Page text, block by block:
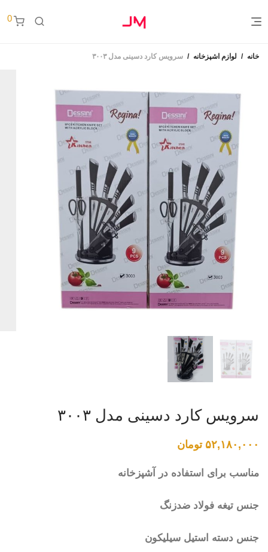
0
خانه / لوازم اشپزخانه / سرویس کارد دسینی مدل ۳۰۰۳
سرویس کارد دسینی مدل ۳۰۰۳
۵۲,۱۸۰,۰۰۰ تومان
مناسب برای استفاده در آشپزخانه
جنس تیغه فولاد ضدزنگ
جنس دسته استیل سیلیکون